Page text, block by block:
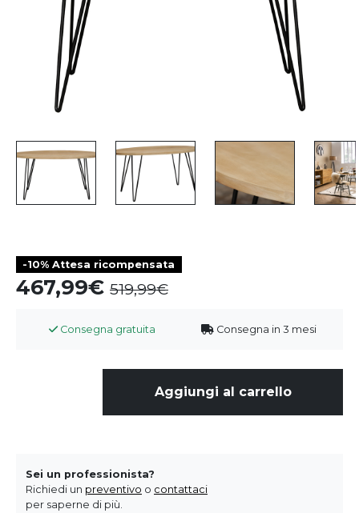
-10% Attesa ricompensata
467,99 519,99
Consegna gratuita Consegna in 3 mesi
Aggiungi al carrello
Sei un professionista?
Richiedi un preventivo o contattaci
per saperne di più.